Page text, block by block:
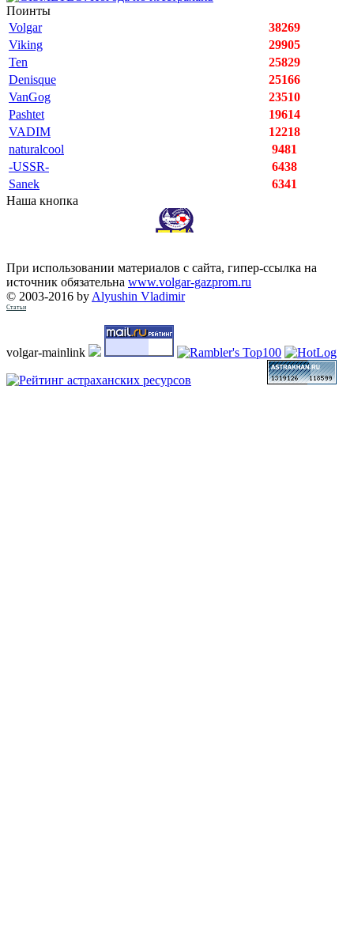
Поинты
Volgar
38269
Viking
29905
Ten
25829
Denisque
25166
VanGog
23510
Pashtet
19614
VADIM
12218
naturalcool
9481
-USSR-
6438
Sanek
6341
Наша кнопка
При использовании материалов с сайта, гипер-ссылка на
источник обязательна www.volgar-gazprom.ru
© 2003-2016 by Alyushin Vladimir
Статьи
volgar-mainlink